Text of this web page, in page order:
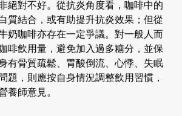
絕對不好。從抗炎角度看，咖啡中的
質結合，或有助提升抗炎效果；但從
奶咖啡亦存在一定爭議。對一般人而
啡飲用量，避免加入過多糖分，並保
有骨質疏鬆、胃酸倒流、心悸、失眠
題，則應按自身情況調整飲用習慣，
養師意見。